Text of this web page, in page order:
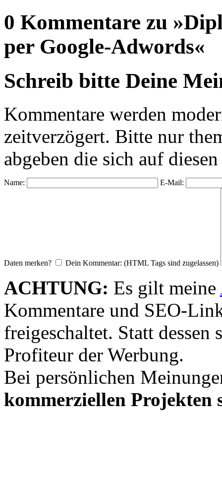
0 Kommentare zu
per Google-Adwords«
Schreib bitte Deine
Kommentare werden
zeitverzögert. Bitte nur
abgeben die sich auf
Name: E-Mail:
Daten merken? Dein Kommentar: (HTML Tags sind zugelassen)
ACHTUNG: Es gilt meine
Kommentare und SEO-
freigeschaltet. Statt dessen
Profiteur der Werbung.
Bei persönlichen
kommerziellen Projekten